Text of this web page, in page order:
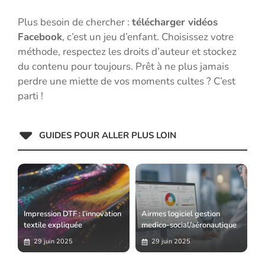
Plus besoin de chercher : télécharger vidéos
Facebook, c’est un jeu d’enfant. Choisissez votre
méthode, respectez les droits d’auteur et stockez
du contenu pour toujours. Prêt à ne plus jamais
perdre une miette de vos moments cultes ? C’est
parti !
GUIDES POUR ALLER PLUS LOIN
Impression DTF : l’innovation
textile expliquée
29 juin 2025
Airmes logiciel gestion
medico-social/aéronautique
29 juin 2025